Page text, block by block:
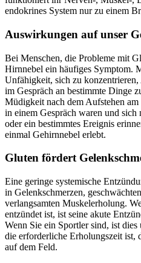
endokrines System nur zu einem
Auswirkungen auf unser
Bei Menschen, die Probleme mit
Hirnnebel ein häufiges Symptom.
Unfähigkeit, sich zu
im Gespräch an bestimmte Dinge
Müdigkeit nach dem Aufstehen
in einem Gespräch waren und sich
oder ein bestimmtes Ereignis
einmal Gehirnnebel erlebt.
Gluten fördert
Eine geringe systemische
in Gelenkschmerzen,
verlangsamten Muskelerholung.
entzündet ist, ist seine akute
Wenn Sie ein Sportler sind, ist
die erforderliche Erholungszeit ist,
auf dem Feld.